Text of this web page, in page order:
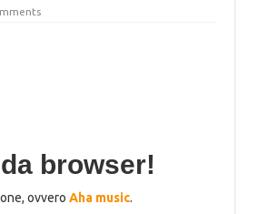
browser!
ovvero Aha music.